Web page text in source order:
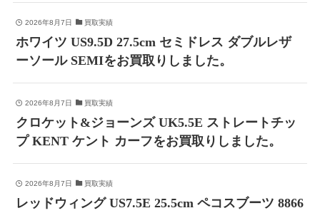
2026年8月7日 買取実績
ホワイツ US9.5D 27.5cm セミドレス ダブルレザ
ーソール SEMIをお買取りしました。
2026年8月7日 買取実績
クロケット&ジョーンズ UK5.5E ストレートチッ
プ KENT ケント カーフをお買取りしました。
2026年8月7日 買取実績
レッドウィング US7.5E 25.5cm ペコスブーツ 8866